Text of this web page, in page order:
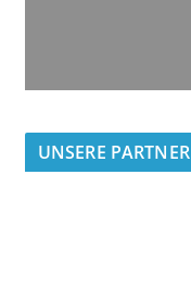
UNSERE PARTNER